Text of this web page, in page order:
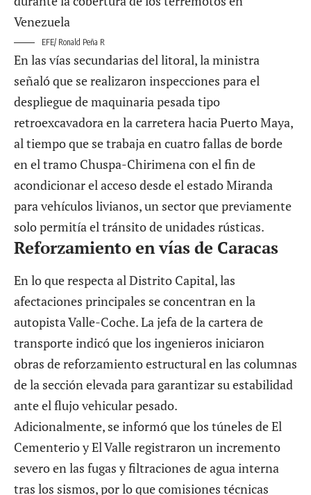
EFE/ Ronald Peña R
En las vías secundarias del litoral, la ministra
señaló que se realizaron inspecciones para el
despliegue de maquinaria pesada tipo
retroexcavadora en la carretera hacia Puerto Maya,
al tiempo que se trabaja en cuatro fallas de borde
en el tramo Chuspa-Chirimena con el fin de
acondicionar el acceso desde el estado Miranda
para vehículos livianos, un sector que previamente
solo permitía el tránsito de unidades rústicas.
Reforzamiento en vías de Caracas
En lo que respecta al Distrito Capital, las
afectaciones principales se concentran en la
autopista Valle-Coche. La jefa de la cartera de
transporte indicó que los ingenieros iniciaron
obras de reforzamiento estructural en las columnas
de la sección elevada para garantizar su estabilidad
ante el flujo vehicular pesado.
Adicionalmente, se informó que los túneles de El
Cementerio y El Valle registraron un incremento
severo en las fugas y filtraciones de agua interna
tras los sismos, por lo que comisiones técnicas